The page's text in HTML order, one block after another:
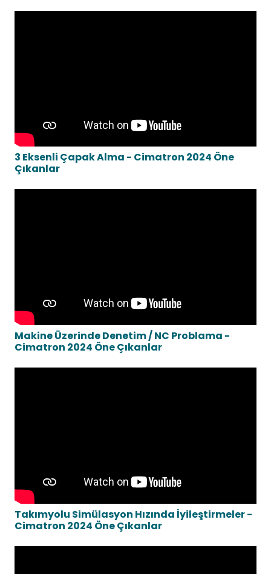
3 Eksenli Çapak Alma - Cimatron 2024 Öne
Çıkanlar
Makine Üzerinde Denetim / NC Problama -
Cimatron 2024 Öne Çıkanlar
Takımyolu Simülasyon Hızında İyileştirmeler -
Cimatron 2024 Öne Çıkanlar